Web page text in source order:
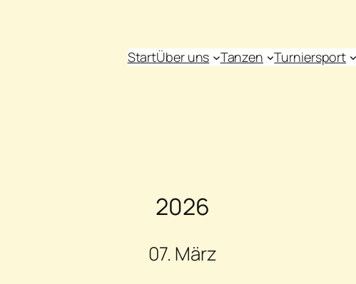
StartÜber uns Tanzen Turniersport
2026
07. März